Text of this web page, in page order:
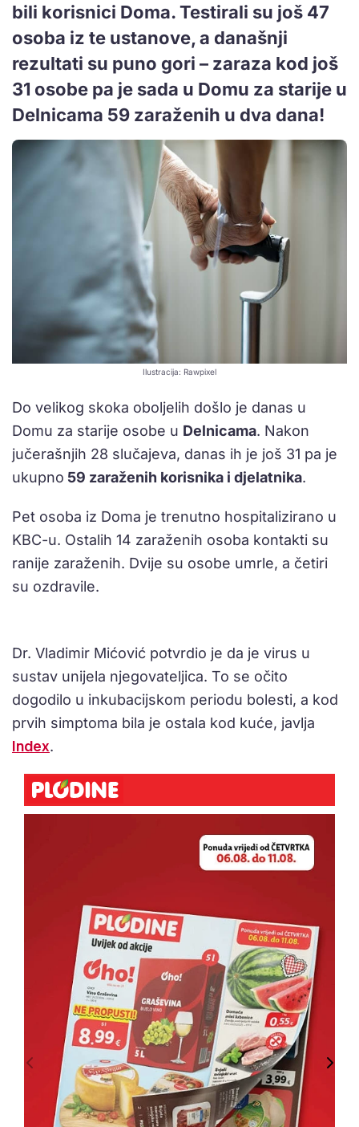
bili korisnici Doma. Testirali su još 47
osoba iz te ustanove, a današnji
rezultati su puno gori – zaraza kod još
31 osobe pa je sada u Domu za starije u
Delnicama 59 zaraženih u dva dana!
Ilustracija: Rawpixel
Do velikog skoka oboljelih došlo je danas u
Domu za starije osobe u Delnicama. Nakon
jučerašnjih 28 slučajeva, danas ih je još 31 pa je
ukupno 59 zaraženih korisnika i djelatnika.
Pet osoba iz Doma je trenutno hospitalizirano u
KBC-u. Ostalih 14 zaraženih osoba kontakti su
ranije zaraženih. Dvije su osobe umrle, a četiri
su ozdravile.
Dr. Vladimir Mićović potvrdio je da je virus u
sustav unijela njegovateljica. To se očito
dogodilo u inkubacijskom periodu bolesti, a kod
prvih simptoma bila je ostala kod kuće, javlja
Index.